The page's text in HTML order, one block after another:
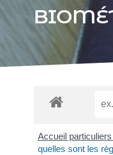
Accueil particuliers
quelles sont les